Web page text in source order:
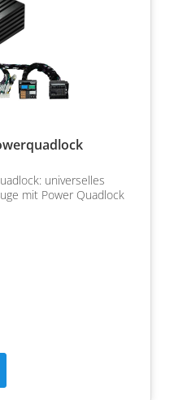
universelles
mit Power Quadlock